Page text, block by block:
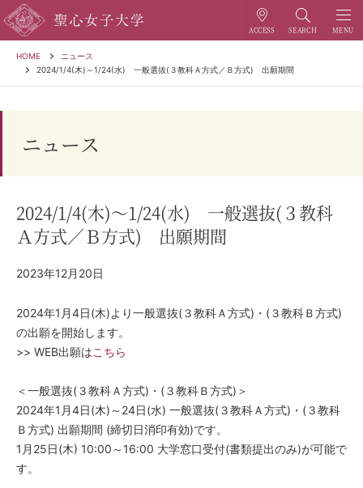
HOME
ニュース
2024/1/4(木)～1/24(水) 一般選抜(３教科Ａ方式／Ｂ方式) 出願期間
ニュース
2024/1/4(木)～1/24(水) 一般選抜(３教科
Ａ方式／Ｂ方式) 出願期間
2023年12月20日
2024年1月4日(木)より一般選抜(３教科Ａ方式)・(３教科Ｂ方式)
の出願を開始します。
>> WEB出願はこちら
＜一般選抜(３教科Ａ方式)・(３教科Ｂ方式)＞
2024年1月4日(木)～24日(水) 一般選抜(３教科Ａ方式)・(３教科
Ｂ方式) 出願期間 (締切日消印有効)です。
1月25日(木) 10:00～16:00 大学窓口受付(書類提出のみ)が可能で
す。